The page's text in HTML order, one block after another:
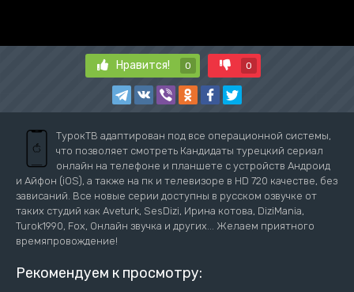
Нравится! 0 0
ТурокТВ адаптирован под все операционной системы,
что позволяет смотреть Кандидаты турецкий сериал
онлайн на телефоне и планшете с устройств Андроид
и Айфон (iOS), а также на пк и телевизоре в HD 720 качестве, без
зависаний. Все новые серии доступны в русском озвучке от
таких студий как Aveturk, SesDizi, Ирина котова, DiziMania,
Turok1990, Fox, Онлайн звучка и других... Желаем приятного
времяпровождение!
Рекомендуем к просмотру: